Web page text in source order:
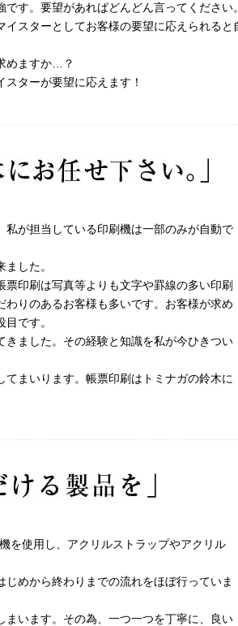
です。要望があればどんどん言ってください
イスターとしてお客様の要望に応えられる
めますか…？
スターが要望に応えます！
が担当している印刷機は一部のみが自動で
した。
印刷は写真等よりも文字や罫線の多い印刷
りのあるお客様も多いです。お客様が求め
です。
きました。その経験と知識を私が今ひきつい
まいります。帳票印刷はトミナガの鈴木に
を使用し、アクリルストラップやアクリル
めから終わりまでの流れをほぼ行っていま
います。その為、一つ一つを丁寧に、良い